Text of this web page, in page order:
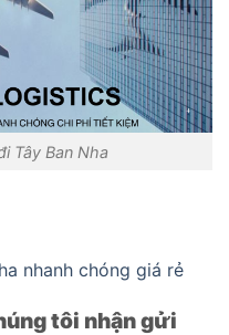
Tây Ban Nha
nhanh chóng giá rẻ
tôi nhận gửi